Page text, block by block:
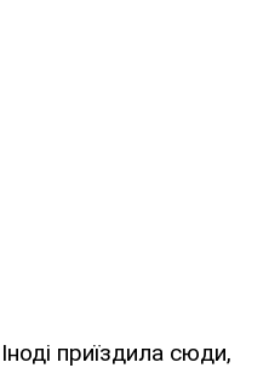
приїздила сюди,